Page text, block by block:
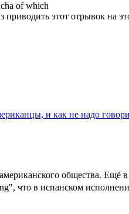
of which
этот отрывок на
и как не надо
общества.
что в испанском